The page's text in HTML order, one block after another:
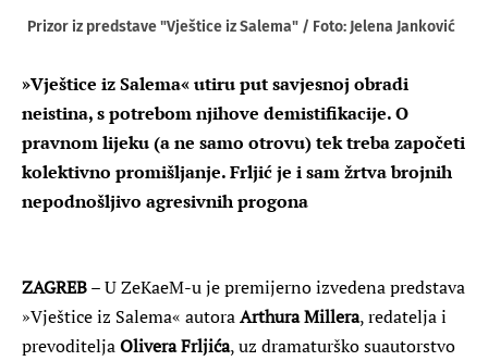
Prizor iz predstave "Vještice iz Salema" / Foto: Jelena Janković
»Vještice iz Salema« utiru put savjesnoj obradi
neistina, s potrebom njihove demistifikacije. O
pravnom lijeku (a ne samo otrovu) tek treba započeti
kolektivno promišljanje. Frljić je i sam žrtva brojnih
nepodnošljivo agresivnih progona
ZAGREB– U ZeKaeM-u je premijerno izvedena predstava
»Vještice iz Salema« autoraArthura Millera, redatelja i
prevoditeljaOlivera Frljića, uz dramaturško suautorstvo